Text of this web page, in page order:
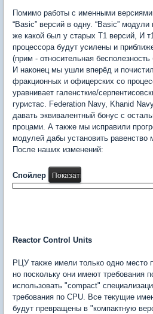
Помимо работы с именными
“Basic” версий в одну. “Basic”
же какой был у старых T1 версий, И
процессора будут усилены и
(прим - относительная
И наконец мы ушли вперёд и
фракционных и офицерских со
уравнивает галенсткие/
гуристас. Federation Navy, Khanid
давать эквивалентный бонус с
процами. А также мы исправили
модулей дабы установить равенство
После наших изменений:
Спойлер
Reactor Control Units
РЦУ также имели только одно место
но поскольку они имеют требования
использовать "compact"
требования по CPU. Все текущие
будут превращены в "компактную